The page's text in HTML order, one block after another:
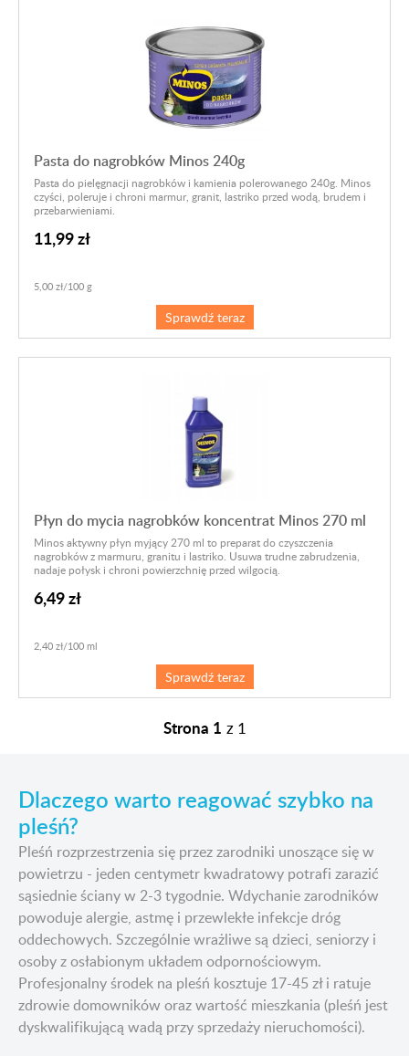
Pasta do nagrobków Minos 240g
Pasta do pielęgnacji nagrobków i kamienia polerowanego 240g. Minos
czyści, poleruje i chroni marmur, granit, lastriko przed wodą, brudem i
przebarwieniami.
11,99 zł
5,00 zł/100 g
Sprawdź teraz
Płyn do mycia nagrobków koncentrat Minos 270 ml
Minos aktywny płyn myjący 270 ml to preparat do czyszczenia
nagrobków z marmuru, granitu i lastriko. Usuwa trudne zabrudzenia,
nadaje połysk i chroni powierzchnię przed wilgocią.
6,49 zł
2,40 zł/100 ml
Sprawdź teraz
Strona 1 z 1
Dlaczego warto reagować szybko na
pleśń?
Pleśń rozprzestrzenia się przez zarodniki unoszące się w
powietrzu - jeden centymetr kwadratowy potrafi zarazić
sąsiednie ściany w 2-3 tygodnie. Wdychanie zarodników
powoduje alergie, astmę i przewlekłe infekcje dróg
oddechowych. Szczególnie wrażliwe są dzieci, seniorzy i
osoby z osłabionym układem odpornościowym.
Profesjonalny środek na pleśń kosztuje 17-45 zł i ratuje
zdrowie domowników oraz wartość mieszkania (pleśń jest
dyskwalifikującą wadą przy sprzedaży nieruchomości).